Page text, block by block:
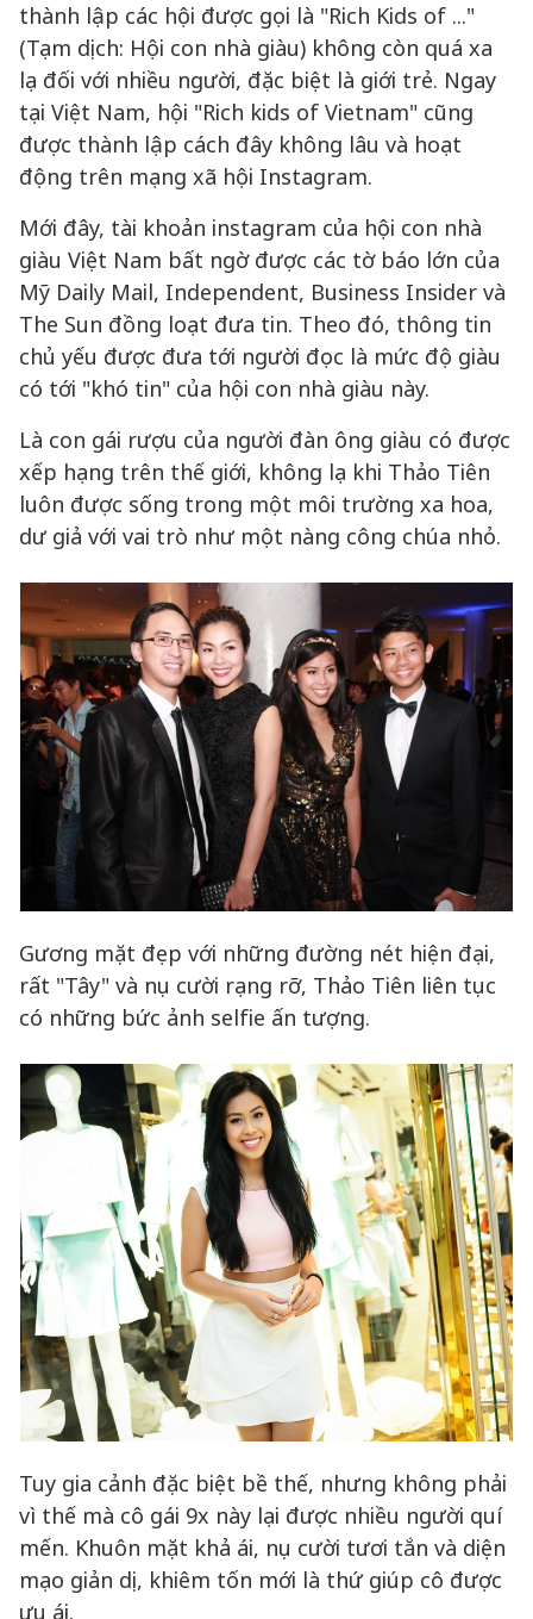
thành lập các hội được gọi là "Rich Kids of ..."
(Tạm dịch: Hội con nhà giàu) không còn quá xa
lạ đối với nhiều người, đặc biệt là giới trẻ. Ngay
tại Việt Nam, hội "Rich kids of Vietnam" cũng
được thành lập cách đây không lâu và hoạt
động trên mạng xã hội Instagram.
Mới đây, tài khoản instagram của hội con nhà
giàu Việt Nam bất ngờ được các tờ báo lớn của
Mỹ Daily Mail, Independent, Business Insider và
The Sun đồng loạt đưa tin. Theo đó, thông tin
chủ yếu được đưa tới người đọc là mức độ giàu
có tới "khó tin" của hội con nhà giàu này.
Là con gái rượu của người đàn ông giàu có được
xếp hạng trên thế giới, không lạ khi Thảo Tiên
luôn được sống trong một môi trường xa hoa,
dư giả với vai trò như một nàng công chúa nhỏ.
Gương mặt đẹp với những đường nét hiện đại,
rất "Tây" và nụ cười rạng rỡ, Thảo Tiên liên tục
có những bức ảnh selfie ấn tượng.
Tuy gia cảnh đặc biệt bề thế, nhưng không phải
vì thế mà cô gái 9x này lại được nhiều người quí
mến. Khuôn mặt khả ái, nụ cười tươi tắn và diện
mạo giản dị, khiêm tốn mới là thứ giúp cô được
ưu ái.